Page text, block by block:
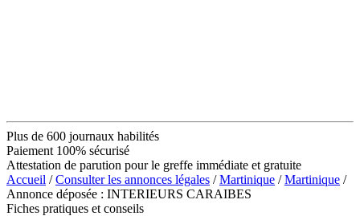
Plus de 600 journaux habilités
Paiement 100% sécurisé
Attestation de parution pour le greffe immédiate et gratuite
Accueil /Consulter les annonces légales /Martinique /Martinique /
Annonce déposée : INTERIEURS CARAIBES
Fiches pratiques et conseils